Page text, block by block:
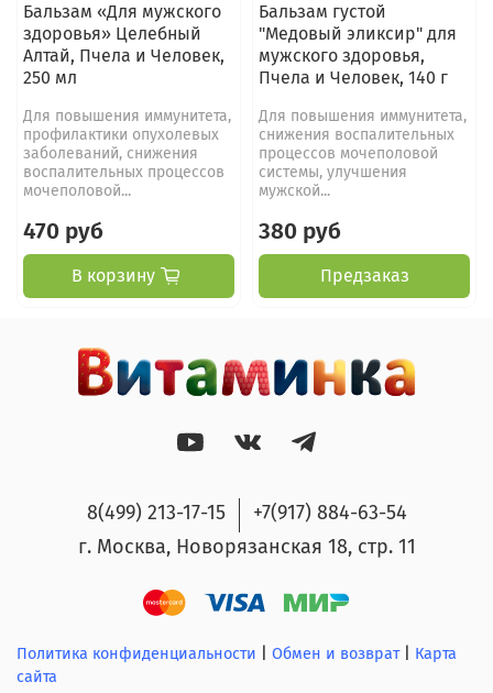
Бальзам «Для мужского
здоровья» Целебный
Алтай, Пчела и Человек,
250 мл
Для повышения иммунитета,
профилактики опухолевых
заболеваний, снижения
воспалительных процессов
мочеполовой...
470 руб
В корзину
Бальзам густой
"Медовый эликсир" для
мужского здоровья,
Пчела и Человек, 140 г
Для повышения иммунитета,
снижения воспалительных
процессов мочеполовой
системы, улучшения
мужской...
380 руб
Предзаказ
8(499) 213-17-15
+7(917) 884-63-54
г. Москва, Новорязанская 18, стр. 11
Политика конфиденциальности Обмен и возврат
Карта
сайта